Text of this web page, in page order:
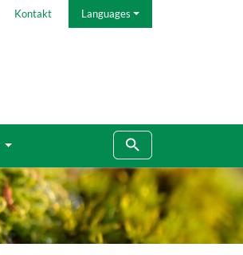
Kontakt Languages